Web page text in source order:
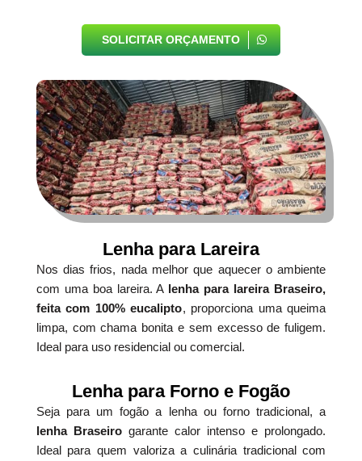
SOLICITAR ORÇAMENTO
Lenha para Lareira
Nos dias frios, nada melhor que aquecer o ambiente
com uma boa lareira. A lenha para lareira Braseiro,
feita com 100% eucalipto, proporciona uma queima
limpa, com chama bonita e sem excesso de fuligem.
Ideal para uso residencial ou comercial.
Lenha para Forno e Fogão
Seja para um fogão a lenha ou forno tradicional, a
lenha Braseirogarante calor intenso e prolongado.
Ideal para quem valoriza a culinária tradicional com